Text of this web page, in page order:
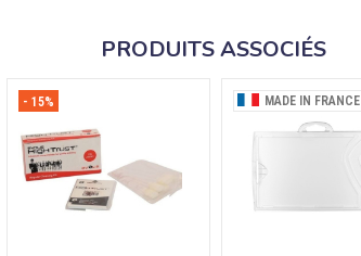
PRODUITS ASSOCIÉS
- 15% MADE IN FRANCE